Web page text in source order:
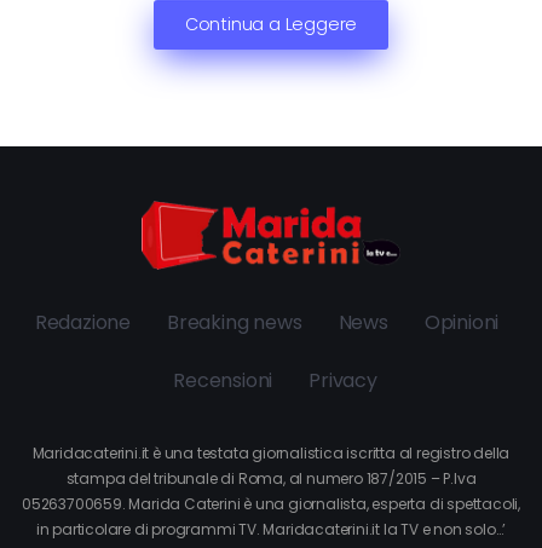
Continua a Leggere
Redazione Breaking news News Opinioni
Recensioni Privacy
Maridacaterini.it è una testata giornalistica iscritta al registro della
stampa del tribunale di Roma, al numero 187/2015 – P.Iva
05263700659. Marida Caterini è una giornalista, esperta di spettacoli,
in particolare di programmi TV. Maridacaterini.it la TV e non solo…’